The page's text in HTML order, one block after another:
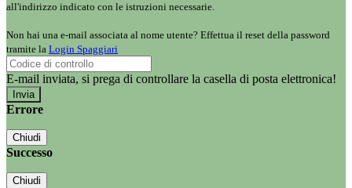
all'indirizzo indicato con le istruzioni necessarie.
Non hai una e-mail associata al nome utente? Effettua il reset della password
tramite la Login Spaggiari
E-mail inviata, si prega di controllare la casella di posta elettronica!
Errore
Chiudi
Successo
Chiudi